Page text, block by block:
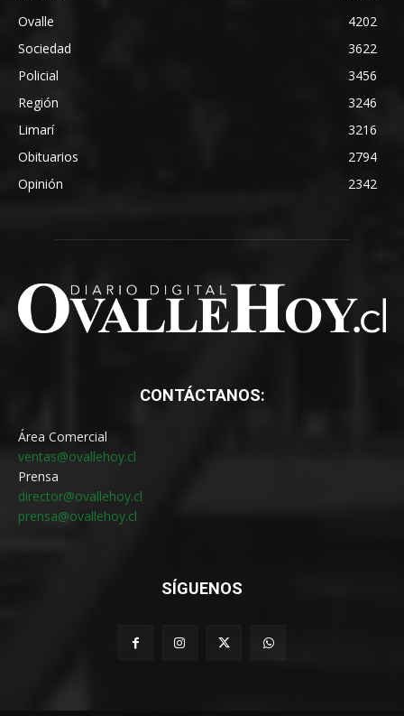
Ovalle
4202
Sociedad
3622
Policial
3456
Región
3246
Limarí
3216
Obituarios
2794
Opinión
2342
CONTÁCTANOS:
Área Comercial
ventas@ovallehoy.cl
Prensa
director@ovallehoy.cl
prensa@ovallehoy.cl
SÍGUENOS